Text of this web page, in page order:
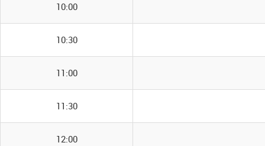
10:00
10:30
11:00
11:30
12:00